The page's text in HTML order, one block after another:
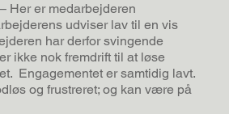
Her er medarbejderen
udviser lav til en vis
har derfor svingende
ikke nok fremdrift til at løse
Engagementet er samtidig lavt.
og frustreret; og kan være på